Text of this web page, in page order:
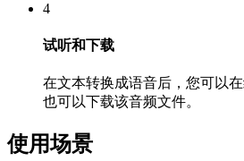
4
试听和下载
在文本转换成语音后，您可以
也可以下载该音频文件。
使用场景